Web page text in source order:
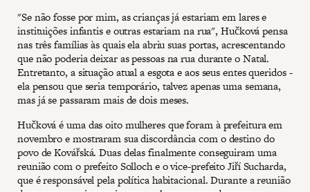
"Se não fosse por mim, as crianças já estariam em lares e
instituições infantis e outras estariam na rua", Hučková pensa
nas três famílias às quais ela abriu suas portas, acrescentando
que não poderia deixar as pessoas na rua durante o Natal.
Entretanto, a situação atual a esgota e aos seus entes queridos -
ela pensou que seria temporário, talvez apenas uma semana,
mas já se passaram mais de dois meses.
Hučková é uma das oito mulheres que foram à prefeitura em
novembro e mostraram sua discordância com o destino do
povo de Kovářská. Duas delas finalmente conseguiram uma
reunião com o prefeito Solloch e o vice-prefeito Jiří Sucharda,
que é responsável pela política habitacional. Durante a reunião